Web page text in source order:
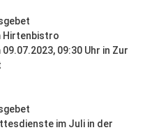
Hirtenbistro
09:30 Uhr in Zur
im Juli in der